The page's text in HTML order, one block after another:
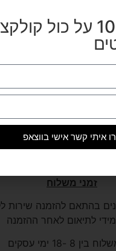
10:00 – 17:00
053-3310265
זמני משלוח
בהתאם להזמנה שירות
לתיאום לאחר ההזמנה
8 -18 ימי עסקים
קופון 10% על כול
איתי קשר אישי בווצאפ